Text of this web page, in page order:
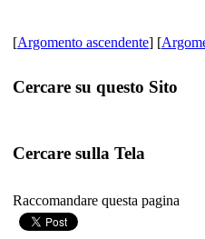
[Argomento ascendente] [
Cercare su questo Sito
Cercare sulla Tela
Raccomandare questa pagina